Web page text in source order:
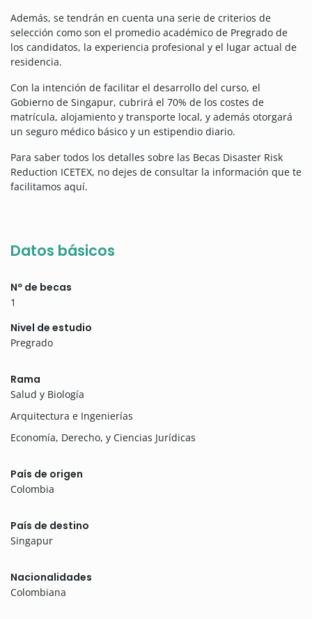
Además, se tendrán en cuenta una serie de criterios de
selección como son el promedio académico de Pregrado de
los candidatos, la experiencia profesional y el lugar actual de
residencia.
Con la intención de facilitar el desarrollo del curso, el
Gobierno de Singapur, cubrirá el 70% de los costes de
matrícula, alojamiento y transporte local, y además otorgará
un seguro médico básico y un estipendio diario.
Para saber todos los detalles sobre las Becas Disaster Risk
Reduction ICETEX, no dejes de consultar la información que te
facilitamos aquí.
Datos básicos
Nº de becas
1
Nivel de estudio
Pregrado
Rama
Salud y Biología
Arquitectura e Ingenierías
Economía, Derecho, y Ciencias Jurídicas
País de origen
Colombia
País de destino
Singapur
Nacionalidades
Colombiana